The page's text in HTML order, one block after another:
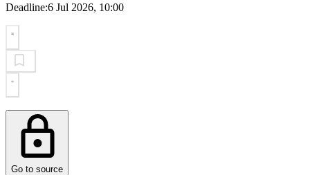
Deadline:6 Jul 2026, 10:00
Go to source